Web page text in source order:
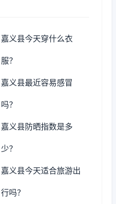
嘉义县今天穿什么衣
服？
嘉义县最近容易感冒
吗？
嘉义县防晒指数是多
少？
嘉义县今天适合旅游出
行吗？